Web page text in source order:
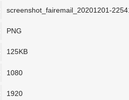
screenshot_fairemail_20201201-
PNG
125KB
1080
1920